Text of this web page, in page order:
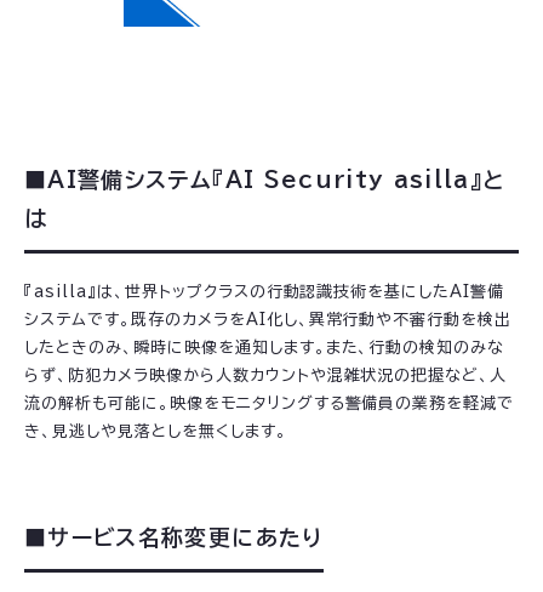
■AI警備システム『AI Security asilla』と
は
『asilla』は、世界トップクラスの行動認識技術を基にしたAI警備
システムです。既存のカメラをAI化し、異常行動や不審行動を検出
したときのみ、瞬時に映像を通知します。また、行動の検知のみな
らず、防犯カメラ映像から人数カウントや混雑状況の把握など、人
流の解析も可能に。映像をモニタリングする警備員の業務を軽減で
き、見逃しや見落としを無くします。
■サービス名称変更にあたり